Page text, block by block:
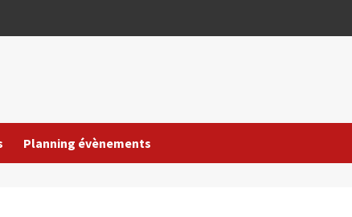
Planning évènements